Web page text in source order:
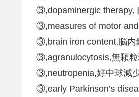
③,dopaminergic therapy,
③,measures of motor
③,brain iron content,脳内
③,agranulocytosis,無顆粒
③,neutropenia,好中球減
③,early Parkinson’s